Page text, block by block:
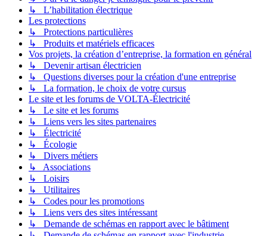
↳ L’habilitation électrique
Les protections
↳ Protections particulières
↳ Produits et matériels efficaces
Vos projets, la création d’entreprise, la formation en général
↳ Devenir artisan électricien
↳ Questions diverses pour la création d'une entreprise
↳ La formation, le choix de votre cursus
Le site et les forums de VOLTA-Électricité
↳ Le site et les forums
↳ Liens vers les sites partenaires
↳ Électricité
↳ Écologie
↳ Divers métiers
↳ Associations
↳ Loisirs
↳ Utilitaires
↳ Codes pour les promotions
↳ Liens vers des sites intéressant
↳ Demande de schémas en rapport avec le bâtiment